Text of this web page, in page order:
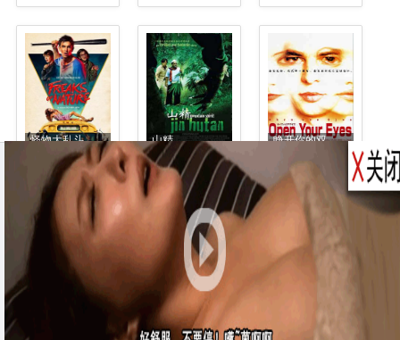
怪物大乱斗..
怪物大乱斗/..
山精
山精
睁开你的双..